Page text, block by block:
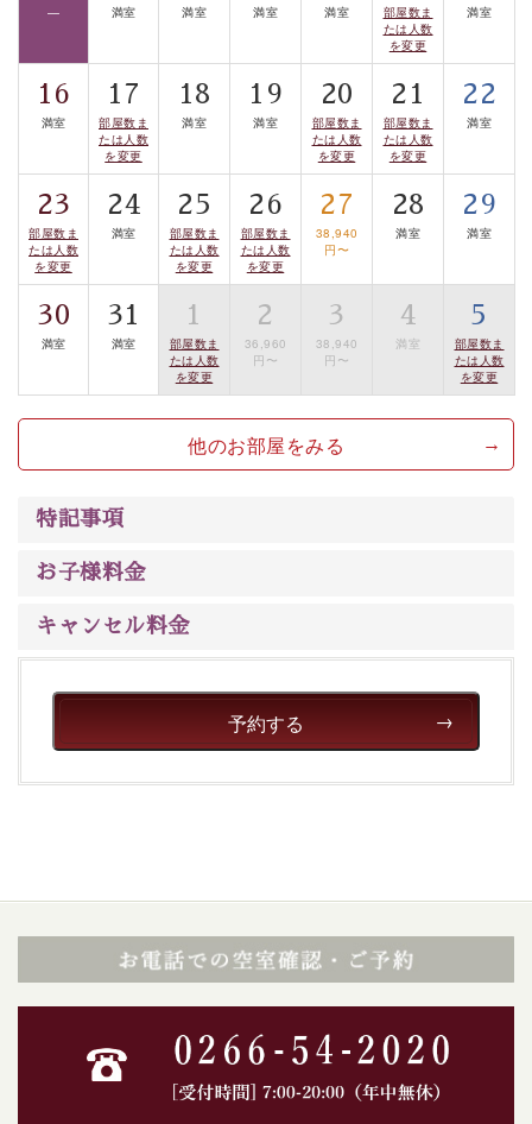
事前ご予約制ですので、ご利用ご希望の方
は【3日前まで】にお電話ください。
※交通規制などにより運行できない日がございます
※年末年始及び御柱祭前後は運行しておりません
以上が基本プランの内容です。
神秘なる諏訪湖に心癒される時間をお過ごしいただけま
したら幸いです。
— 満室 満室 満室 満室
部屋数ま
たは人数
を変更
満室
16
満室
17
部屋数ま
たは人数
を変更
18
満室
19
満室
20
部屋数ま
たは人数
を変更
21
部屋数ま
たは人数
を変更
22
満室
23
部屋数ま
たは人数
を変更
24
満室
25
部屋数ま
たは人数
を変更
26
部屋数ま
たは人数
を変更
27
38,940
円〜
28
満室
29
満室
30
満室
31
満室
1
部屋数ま
たは人数
を変更
2
36,960
円〜
3
38,940
円〜
4
満室
5
部屋数ま
たは人数
を変更
他のお部屋をみる
特記事項
お子様料金
キャンセル料金
予約する